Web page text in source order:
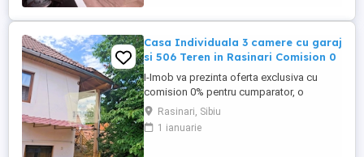
Casa Individuala 3 camere cu garaj
si 506 Teren in Rasinari Comision 0
I-Imob va prezinta oferta exclusiva cu
comision 0% pentru cumparator, o
proprietate deosebita situata in
pitoreasca localitate Rasinari, locul ideal
pentru cei care isi doresc liniste, aer curat
Rasinari, Sibiu
1 ianuarie